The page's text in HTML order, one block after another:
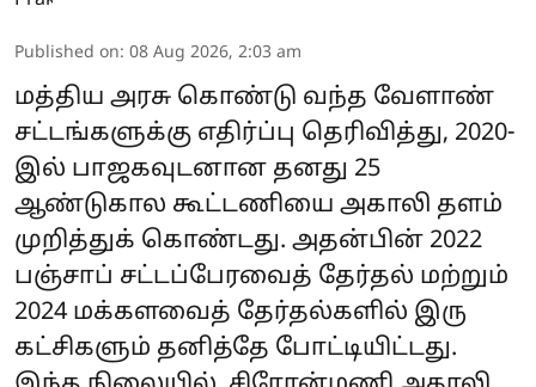
Published on: 08 Aug 2026, 2:03 am
மத்திய அரசு கொண்டு வந்த வேளாண்
சட்டங்களுக்கு எதிர்ப்பு தெரிவித்து, 2020-
இல் பாஜகவுடனான தனது 25
ஆண்டுகால கூட்டணியை அகாலி தளம்
முறித்துக் கொண்டது. அதன்பின் 2022
பஞ்சாப் சட்டப்பேரவைத் தேர்தல் மற்றும்
2024 மக்களவைத் தேர்தல்களில் இரு
கட்சிகளும் தனித்தே போட்டியிட்டது.